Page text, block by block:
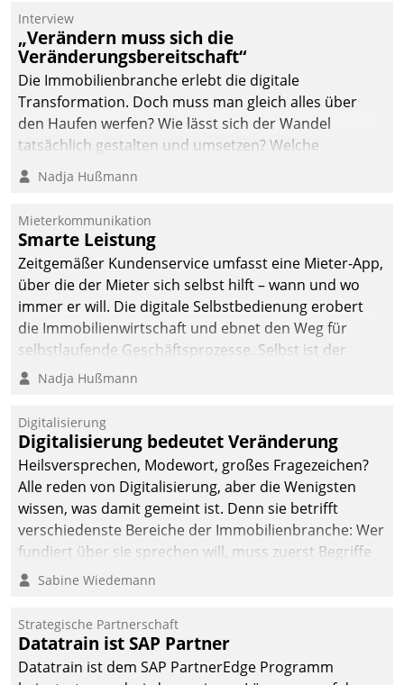
Die monatlichen
Mitteilungen zum
Heizungs- und
Wasserverbrauch gehen
automatisiert, vollständig
und auf Wunsch über
mehrere zuvor
Kommunikationswege bei
Interview
„Verändern muss sich die
Veränderungsbereitschaft“
Die Immobilienbranche erlebt die digitale
Transformation. Doch muss man gleich alles über
den Haufen werfen? Wie lässt sich der Wandel
tatsächlich gestalten und umsetzen? Welche
Argumente zählen wirklich?
Nadja Hußmann
Mieterkommunikation
Smarte Leistung
Zeitgemäßer Kundenservice umfasst eine Mieter-App,
über die der Mieter sich selbst hilft – wann und wo
immer er will. Die digitale Selbstbedienung erobert
die Immobilienwirtschaft und ebnet den Weg für
selbstlaufende Geschäftsprozesse. Selbst ist der
Kunde und smart der Serviceanbieter.
Nadja Hußmann
Digitalisierung
Digitalisierung bedeutet Veränderung
Heilsversprechen, Modewort, großes Fragezeichen?
Alle reden von Digitalisierung, aber die Wenigsten
wissen, was damit gemeint ist. Denn sie betrifft
verschiedenste Bereiche der Immobilienbranche: Wer
fundiert über sie sprechen will, muss zuerst Begriffe
klären. Ein Aspekt ist die betriebliche Optimierung:
Einsparungen durch optimierte und automatisierte
Prozesse. Doch man darf nicht zu viel erwarten: Allein
mit der Einführung einer neuen Software ist es nicht
Sabine Wiedemann
Strategische Partnerschaft
Datatrain ist SAP Partner
Datatrain ist dem SAP PartnerEdge Programm